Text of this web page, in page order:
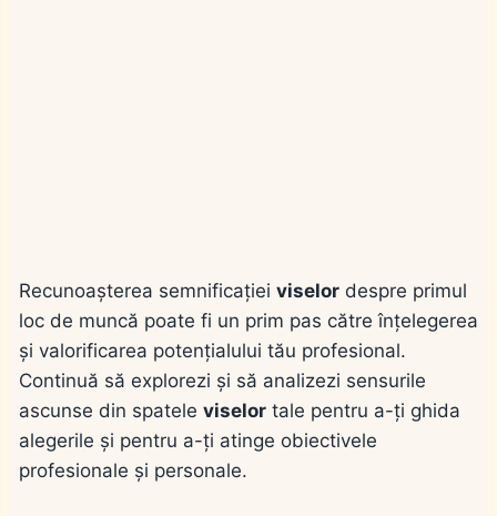
Recunoașterea semnificației viselor despre primul
loc de muncă poate fi un prim pas către înțelegerea
și valorificarea potențialului tău profesional.
Continuă să explorezi și să analizezi sensurile
ascunse din spatele viselor tale pentru a-ți ghida
alegerile și pentru a-ți atinge obiectivele
profesionale și personale.